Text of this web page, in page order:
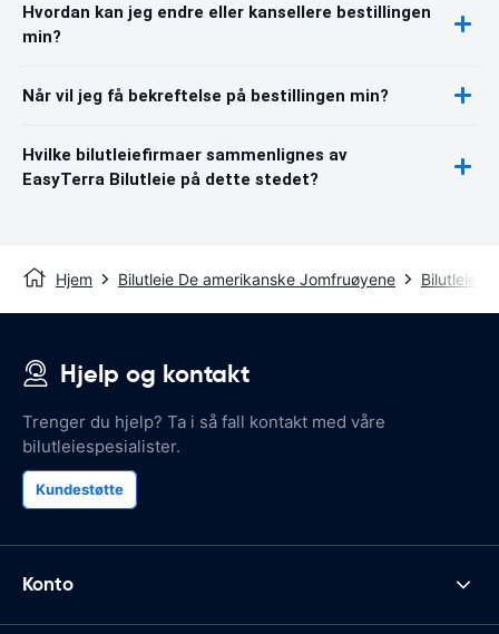
Hvordan kan jeg endre eller kansellere bestillingen
min?
Når vil jeg få bekreftelse på bestillingen min?
Hvilke bilutleiefirmaer sammenlignes av
EasyTerra Bilutleie på dette stedet?
Hjem Bilutleie De amerikanske Jomfruøyene Bilutleie
Hjelp og kontakt
Trenger du hjelp? Ta i så fall kontakt med våre
bilutleiespesialister.
Kundestøtte
Konto